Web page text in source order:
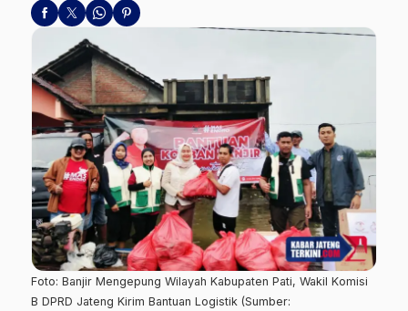
Foto: Banjir Mengepung Wilayah Kabupaten Pati, Wakil Komisi
B DPRD Jateng Kirim Bantuan Logistik (Sumber: